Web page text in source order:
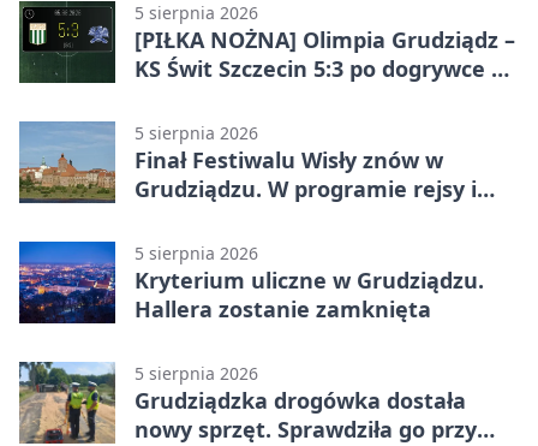
5 sierpnia 2026
[PIŁKA NOŻNA] Olimpia Grudziądz –
KS Świt Szczecin 5:3 po dogrywce w
odwrócili losy meczu
5 sierpnia 2026
Finał Festiwalu Wisły znów w
Grudziądzu. W programie rejsy i
5 sierpnia 2026
Kryterium uliczne w Grudziądzu.
Hallera zostanie zamknięta
5 sierpnia 2026
Grudziądzka drogówka dostała
nowy sprzęt. Sprawdziła go przy